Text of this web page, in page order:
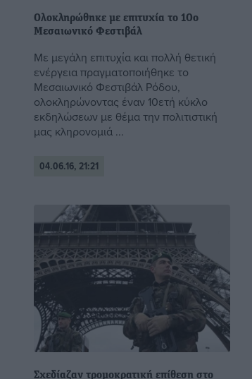
Ολοκληρώθηκε με επιτυχία το 10ο
Μεσαιωνικό Φεστιβάλ
Με μεγάλη επιτυχία και πολλή θετική
ενέργεια πραγματοποιήθηκε το
Μεσαιωνικό Φεστιβάλ Ρόδου,
ολοκληρώνοντας έναν 10ετή κύκλο
εκδηλώσεων με θέμα την πολιτιστική
μας κληρονομιά ...
04.06.16, 21:21
Σχεδίαζαν τρομοκρατική επίθεση στο